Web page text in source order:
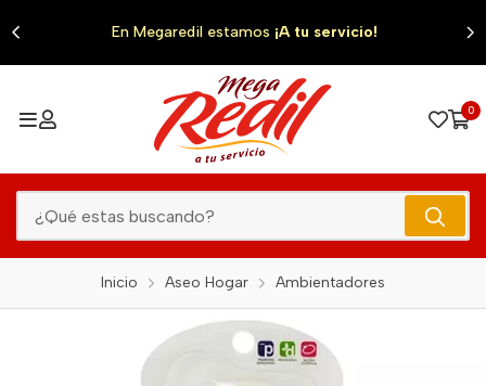
En Megaredil estamos ¡A tu servicio!
0
Inicio Aseo Hogar Ambientadores